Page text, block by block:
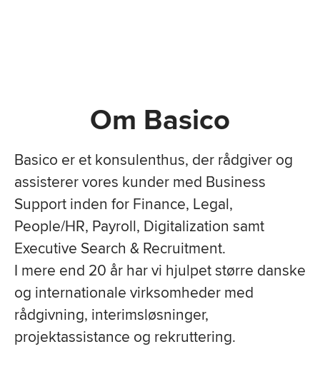
Om Basico
Basico er et konsulenthus, der rådgiver og
assisterer vores kunder med Business
Support inden for Finance, Legal,
People/HR, Payroll, Digitalization samt
Executive Search & Recruitment.
I mere end 20 år har vi hjulpet større danske
og internationale virksomheder med
rådgivning, interimsløsninger,
projektassistance og rekruttering.